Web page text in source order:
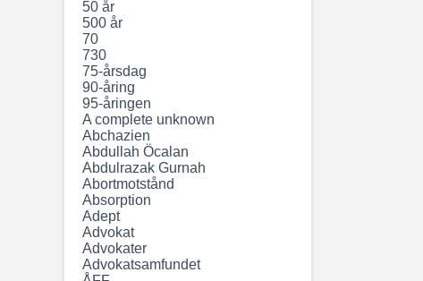
50 år
500 år
70
730
75-årsdag
90-åring
95-åringen
A complete unknown
Abchazien
Abdullah Öcalan
Abdulrazak Gurnah
Abortmotstånd
Absorption
Adept
Advokat
Advokater
Advokatsamfundet